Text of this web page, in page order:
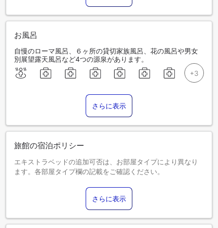
お風呂
自慢のローマ風呂、６ヶ所の貸切家族風呂、花の風呂や男女
別展望露天風呂など4つの源泉があります。
さらに表示
旅館の宿泊ポリシー
エキストラベッドの追加可否は、お部屋タイプにより異なり
ます。各部屋タイプ欄の記載をご確認ください。
さらに表示